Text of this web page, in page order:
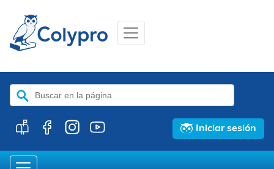
Buscar:
Iniciar sesión